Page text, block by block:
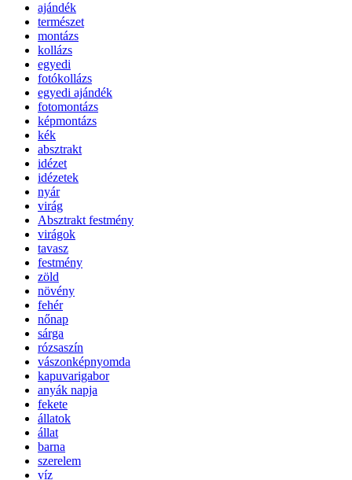
ajándék
természet
montázs
kollázs
egyedi
fotókollázs
egyedi ajándék
fotomontázs
képmontázs
kék
absztrakt
idézet
idézetek
nyár
virág
Absztrakt festmény
virágok
tavasz
festmény
zöld
növény
fehér
nőnap
sárga
rózsaszín
vászonképnyomda
kapuvarigabor
anyák napja
fekete
állatok
állat
barna
szerelem
víz